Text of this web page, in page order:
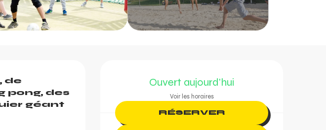
Ouvert aujourd'hui
Voir les horaires
RÉSERVER
de
pong, des
géant